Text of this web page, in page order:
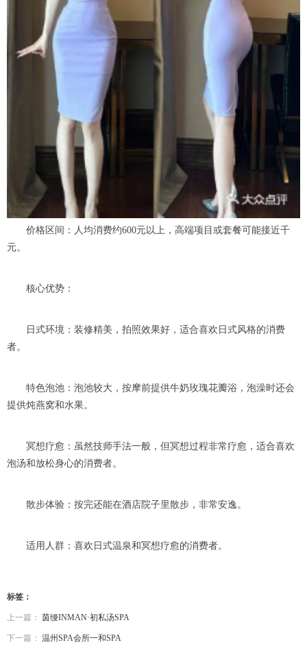
价格区间：人均消费约600元以上，高端项目或套餐可能接近千
元。
核心优势：
日式环境：装修精美，拍照效果好，适合喜欢日式风格的消费
者。
特色泡池：泡池较大，按摩前提供牛奶玫瑰花瓣浴，泡澡时还会
提供炖燕窝和水果。
冥想疗愈：虽然技师手法一般，但冥想过程非常疗愈，适合喜欢
泡汤和放松身心的消费者。
散步体验：按完还能在酒店院子里散步，非常安逸。
适用人群：喜欢日式温泉和冥想疗愈的消费者。
标签：
上一篇： 茵缦INMAN·初私汤SPA
下一篇： 温州SPA会所一和SPA